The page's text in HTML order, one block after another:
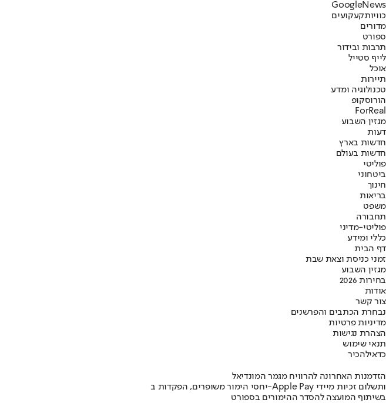
Googl eNews
כוויותקעקועים
מדורים
ספורט
תרבות ובידור
לייף סטייל
אוכל
תיירות
טכנולוגיה ומדע
הורוסקופ
ForReal
מגזין השבוע
דעות
חדשות בארץ
חדשות בעולם
פוליטי
ביטחוני
חינוך
בריאות
משפט
תחבורה
פוליטי-מדיני
כללי ומידע
דף הבית
זמני כניסת וצאת שבת
מגזין השבוע
בחירות 2026
אודות
צור קשר
נבחרת הכתבים והפרשנים
מדיניות פרטיות
הצהרת נגישות
תנאי שימוש
כדאילהכיר
הזדמנות האחרונה להרוויח מגמר המונדיאל
יחסי הימור משופרים, הפקדות ב-Apple Pay ותשלום זכיות מיידי
בשיתוף המועצה להסדר ההימורים בספורט